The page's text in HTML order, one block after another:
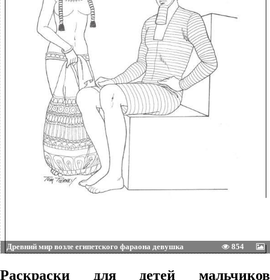
Древний мир возле египетского фараона девушка 854
Раскраски для детей мальчиков